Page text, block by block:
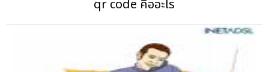
qr code คืออะไร